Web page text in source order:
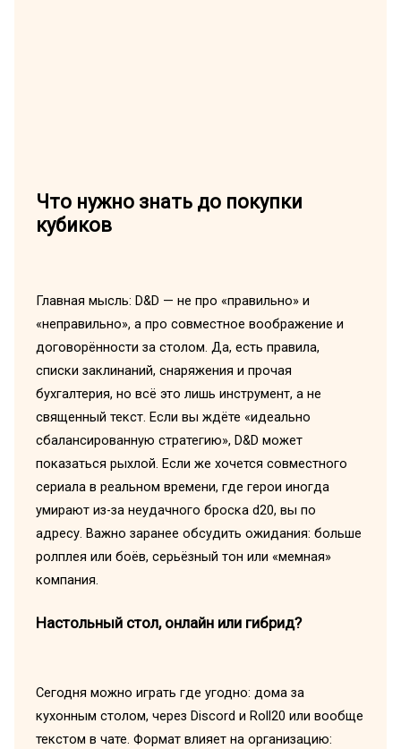
Что нужно знать до покупки
кубиков
Главная мысль: D&D — не про «правильно» и
«неправильно», а про совместное воображение и
договорённости за столом. Да, есть правила,
списки заклинаний, снаряжения и прочая
бухгалтерия, но всё это лишь инструмент, а не
священный текст. Если вы ждёте «идеально
сбалансированную стратегию», D&D может
показаться рыхлой. Если же хочется совместного
сериала в реальном времени, где герои иногда
умирают из-за неудачного броска d20, вы по
адресу. Важно заранее обсудить ожидания: больше
ролплея или боёв, серьёзный тон или «мемная»
компания.
Настольный стол, онлайн или гибрид?
Сегодня можно играть где угодно: дома за
кухонным столом, через Discord и Roll20 или вообще
текстом в чате. Формат влияет на организацию: